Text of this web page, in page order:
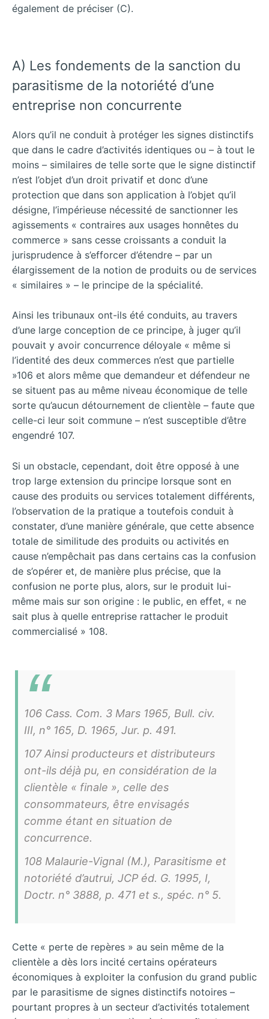
également de préciser (C).
A) Les fondements de la sanction du
parasitisme de la notoriété d’une
entreprise non concurrente
Alors qu’il ne conduit à protéger les signes distinctifs
que dans le cadre d’activités identiques ou – à tout le
moins – similaires de telle sorte que le signe distinctif
n’est l’objet d’un droit privatif et donc d’une
protection que dans son application à l’objet qu’il
désigne, l’impérieuse nécessité de sanctionner les
agissements « contraires aux usages honnêtes du
commerce » sans cesse croissants a conduit la
jurisprudence à s’efforcer d’étendre – par un
élargissement de la notion de produits ou de services
« similaires » – le principe de la spécialité.
Ainsi les tribunaux ont-ils été conduits, au travers
d’une large conception de ce principe, à juger qu’il
pouvait y avoir concurrence déloyale « même si
l’identité des deux commerces n’est que partielle
»106 et alors même que demandeur et défendeur ne
se situent pas au même niveau économique de telle
sorte qu’aucun détournement de clientèle – faute que
celle-ci leur soit commune – n’est susceptible d’être
engendré 107.
Si un obstacle, cependant, doit être opposé à une
trop large extension du principe lorsque sont en
cause des produits ou services totalement différents,
l’observation de la pratique a toutefois conduit à
constater, d’une manière générale, que cette absence
totale de similitude des produits ou activités en
cause n’empêchait pas dans certains cas la confusion
de s’opérer et, de manière plus précise, que la
confusion ne porte plus, alors, sur le produit lui-
même mais sur son origine : le public, en effet, « ne
sait plus à quelle entreprise rattacher le produit
commercialisé » 108.
106 Cass. Com. 3 Mars 1965, Bull. civ.
III, n° 165, D. 1965, Jur. p. 491.
107 Ainsi producteurs et distributeurs
ont-ils déjà pu, en considération de la
clientèle « finale », celle des
consommateurs, être envisagés
comme étant en situation de
concurrence.
108 Malaurie-Vignal (M.), Parasitisme et
notoriété d’autrui, JCP éd. G. 1995, I,
Doctr. n° 3888, p. 471 et s., spéc. n° 5.
Cette « perte de repères » au sein même de la
clientèle a dès lors incité certains opérateurs
économiques à exploiter la confusion du grand public
par le parasitisme de signes distinctifs notoires –
pourtant propres à un secteur d’activités totalement